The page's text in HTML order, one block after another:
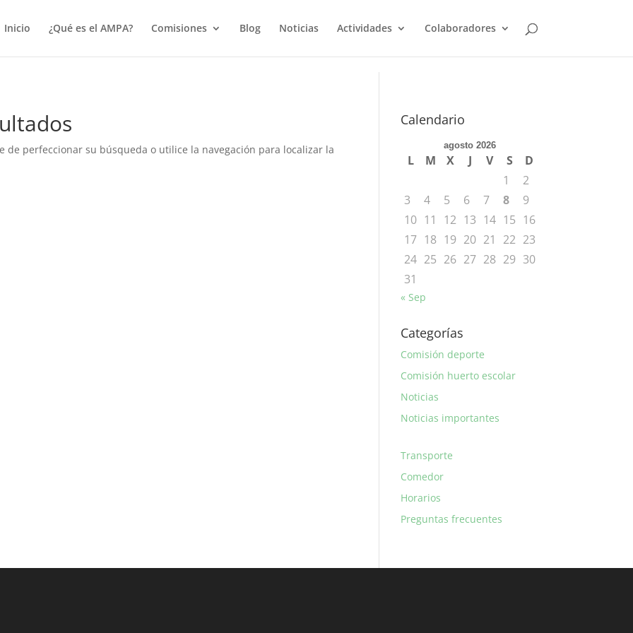
Inicio
¿Qué es el AMPA? Comisiones Blog Noticias Actividades Colaboradores
de perfeccionar su búsqueda o utilice la navegación para localizar la
Calendario
agosto 2026
L M X J V S
D
1
2
3
4 5 6 7 8
9
10 11 12 13 14 15 16
17 18 19 20 21 22 23
24 25 26 27 28 29 30
31
« Sep
Categorías
Comisión deporte
Comisión huerto escolar
Noticias
Noticias importantes
Transporte
Comedor
Horarios
Preguntas frecuentes